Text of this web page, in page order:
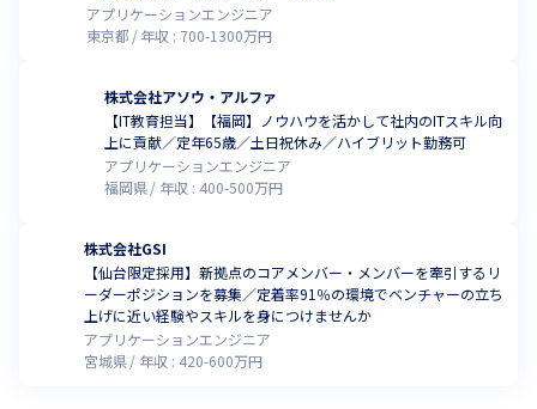
アプリケーションエンジニア
東京都
年収 : 700-1300万円
株式会社アソウ・アルファ
【IT教育担当】【福岡】ノウハウを活かして社内のITスキル向
上に貢献／定年65歳／土日祝休み／ハイブリット勤務可
アプリケーションエンジニア
福岡県
年収 : 400-500万円
株式会社GSI
【仙台限定採用】新拠点のコアメンバー・メンバーを牽引するリ
ーダーポジションを募集／定着率91％の環境でベンチャーの立ち
上げに近い経験やスキルを身につけませんか
アプリケーションエンジニア
宮城県
年収 : 420-600万円